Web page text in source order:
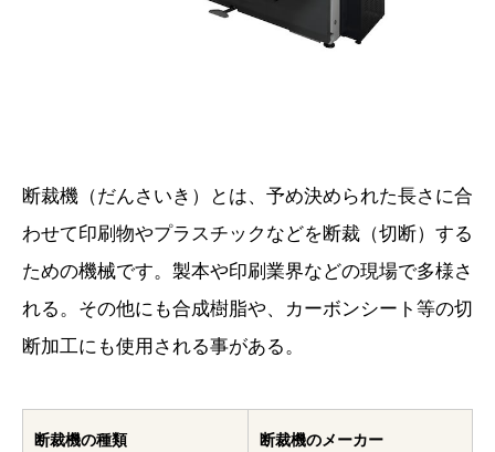
断裁機（だんさいき）とは、予め決められた長さに合
わせて印刷物やプラスチックなどを断裁（切断）する
ための機械です。製本や印刷業界などの現場で多様さ
れる。その他にも合成樹脂や、カーボンシート等の切
断加工にも使用される事がある。
断裁機の種類 断裁機のメーカー